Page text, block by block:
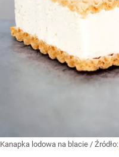
Kanapka lodowa na blacie / Źródło: